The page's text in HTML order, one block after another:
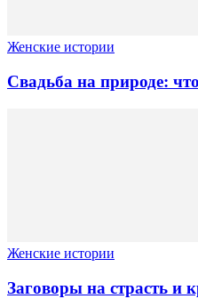
Женские истории
Свадьба на природе:
Женские истории
Заговоры на страсть и